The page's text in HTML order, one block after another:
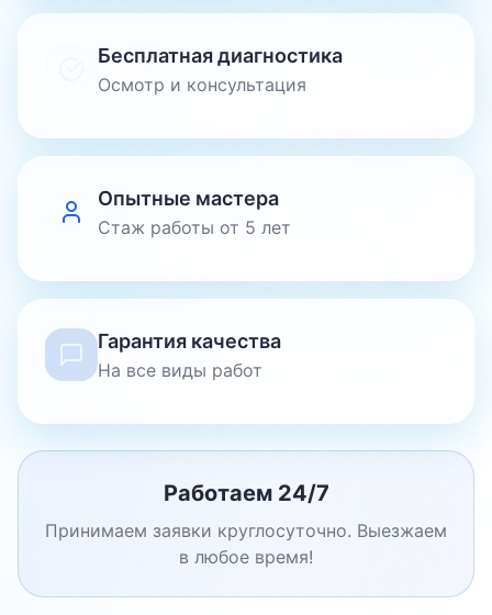
Бесплатная диагностика
Осмотр и консультация
Опытные мастера
Стаж работы от 5 лет
Гарантия качества
На все виды работ
Работаем 24/7
Принимаем заявки круглосуточно. Выезжаем
в любое время!